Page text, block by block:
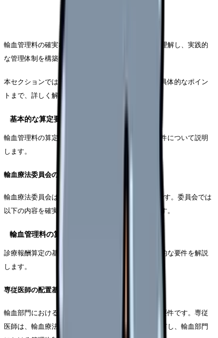
輸血管理料の確実な算定には、複数の要件を適切に理解し、実践的
な管理体制を構築する必要があります。
本セクションでは、基本的な算定要件から実務上の具体的なポイン
トまで、詳しく解説していきます。
基本的な算定要件の詳細
輸血管理料の算定において、最も重要となる基本要件について説明
します。
輸血療法委員会の設置と運営
輸血療法委員会は月1回以上の定期的な開催が必要です。委員会では
以下の内容を確実に実施し、記録する必要があります。
輸血管理料の算定における職員配置要件
診療報酬算定の基盤となる職員配置について、具体的な要件を解説
します。
専従医師の配置基準
輸血部門における専従医師の配置は、算定の重要な要件です。専従
医師は、輸血療法全般に関する十分な知識と経験を有し、輸血部門